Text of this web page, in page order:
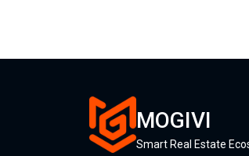
MOGIVI
Smart Real Estate